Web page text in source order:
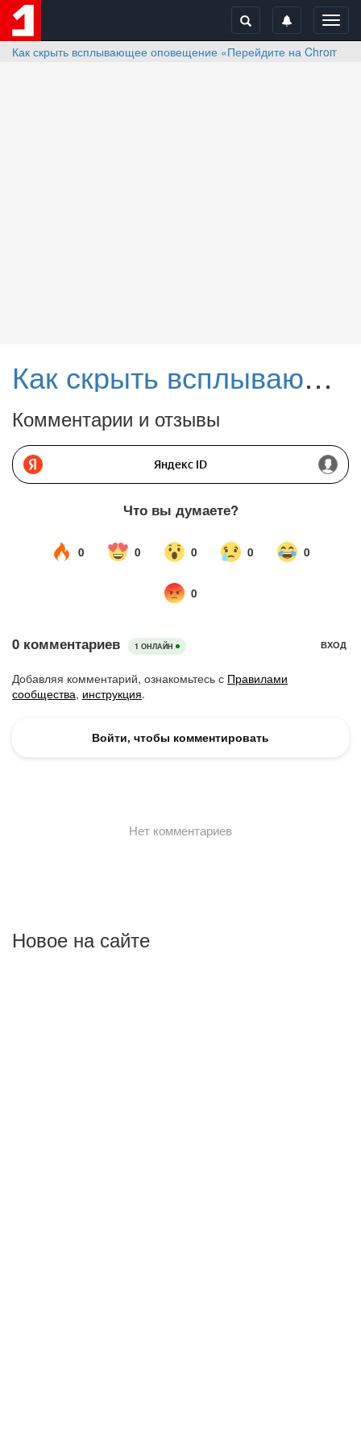
Как скрыть всплывающее оповещение «Перейдите на Chrome»
Как скрыть всплывающее оповещение «Перейдите на Chrome» в сервисах Google
Комментарии и отзывы
Новое на сайте